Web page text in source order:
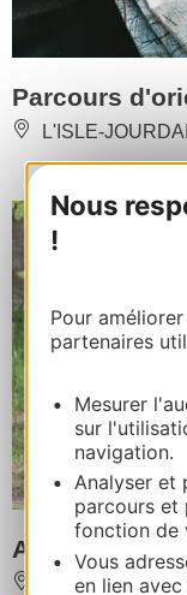
Nous
!
Pour
partenaires
Mesurer
sur
navigation.
Analyser et
parcours et
fonction de
Vous
en lien
Parcours
L'ISLE-
AAGAC :
NAJAC